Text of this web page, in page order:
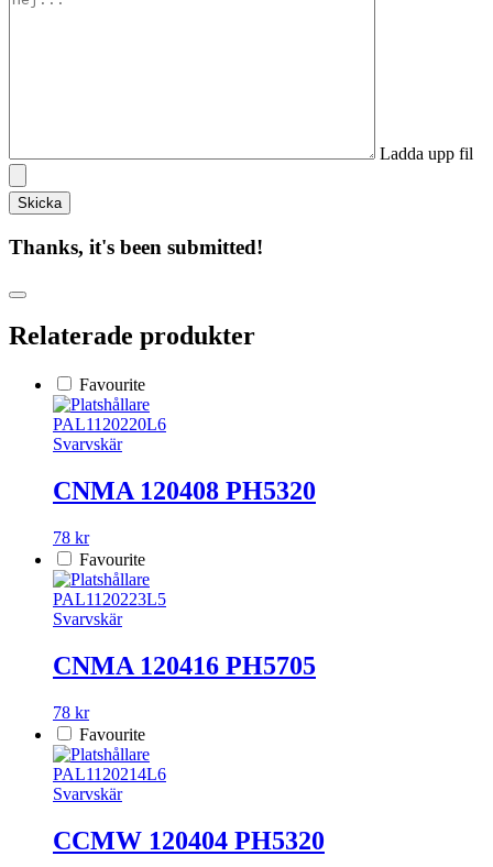
Ladda upp fil
Thanks, it's been submitted!
Relaterade produkter
Favourite
PAL1120220L6
Svarvskär
CNMA 120408 PH5320
78 kr
Favourite
PAL1120223L5
Svarvskär
CNMA 120416 PH5705
78 kr
Favourite
PAL1120214L6
Svarvskär
CCMW 120404 PH5320